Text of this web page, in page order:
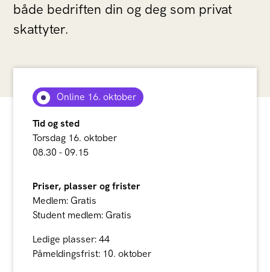
både bedriften din og deg som privat
skattyter.
Online 16. oktober
Tid og sted
Torsdag 16. oktober
08.30 - 09.15
Priser, plasser og frister
Medlem: Gratis
Student medlem: Gratis
Ledige plasser: 44
Påmeldingsfrist: 10. oktober